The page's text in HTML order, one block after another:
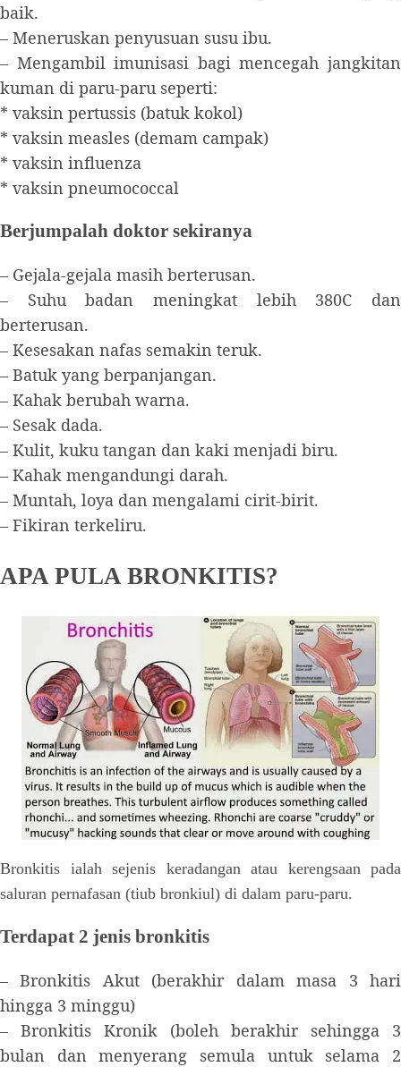
baik.
– Meneruskan penyusuan susu ibu.
– Mengambil imunisasi bagi mencegah jangkitan
kuman di paru-paru seperti:
* vaksin pertussis (batuk kokol)
* vaksin measles (demam campak)
* vaksin influenza
* vaksin pneumococcal
Berjumpalah doktor sekiranya
– Gejala-gejala masih berterusan.
– Suhu badan meningkat lebih 380C dan
berterusan.
– Kesesakan nafas semakin teruk.
– Batuk yang berpanjangan.
– Kahak berubah warna.
– Sesak dada.
– Kulit, kuku tangan dan kaki menjadi biru.
– Kahak mengandungi darah.
– Muntah, loya dan mengalami cirit-birit.
– Fikiran terkeliru.
APA PULA BRONKITIS?
Bronkitis ialah sejenis keradangan atau kerengsaan pada
saluran pernafasan (tiub bronkiul) di dalam paru-paru.
Terdapat 2 jenis bronkitis
– Bronkitis Akut (berakhir dalam masa 3 hari
hingga 3 minggu)
– Bronkitis Kronik (boleh berakhir sehingga 3
bulan dan menyerang semula untuk selama 2